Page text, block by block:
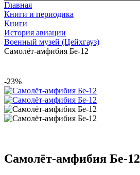
Главная
Книги и периодика
Книги
История авиации
Военный музей (Цейхгауз)
Самолёт-амфибия Бе-12
-23%
Самолёт-амфибия Бе-12